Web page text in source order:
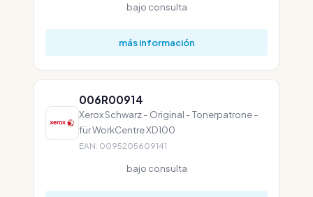
bajo consulta
más información
006R00914
Xerox Schwarz - Original - Tonerpatrone -
für WorkCentre XD100
EAN: 0095205609141
bajo consulta